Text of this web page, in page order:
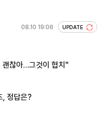
08.10 19:06 UPDATE
찮아…그것이 협치"
, 정답은?